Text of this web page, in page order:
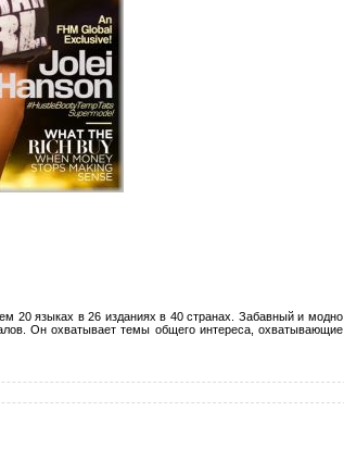
20 языках в 26 изданиях в 40 странах. Забавный и модно
Он охватывает темы общего интереса, охватывающие